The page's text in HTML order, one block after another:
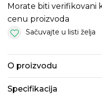
Morate biti verifikovani
cenu proizvoda
Sačuvajte u listi želja
O proizvodu
Specifikacija